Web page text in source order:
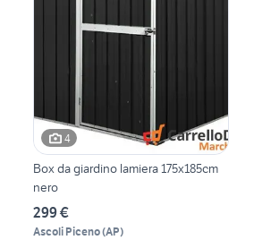
4
Box da giardino lamiera 175x185cm
nero
299 €
Ascoli Piceno(AP)